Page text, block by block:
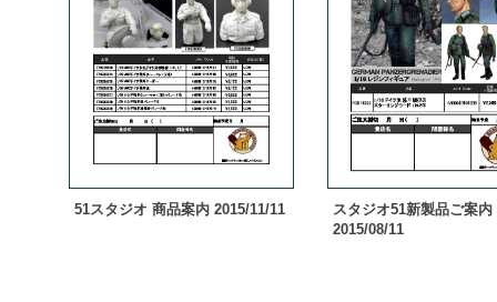
51スタジオ 商品案内 2015/11/11
スタジオ51新製品ご案内
2015/08/11